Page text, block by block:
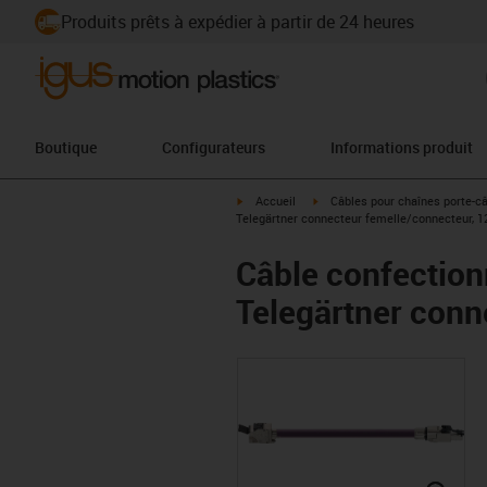
Produits prêts à expédier à partir de 24 heures
Boutique Configurateurs Informations produit
igus-icon-arrow-right
Accueil igus-icon-arrow-right
Câbles pour chaînes porte-
Telegärtner connecteur femelle/connecteur,
Câble
Telegärtner